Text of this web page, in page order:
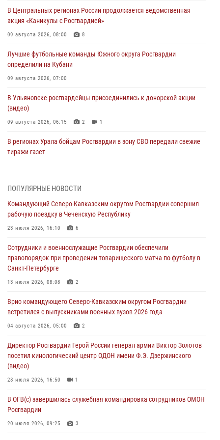
В Центральных регионах России продолжается ведомственная
акция «Каникулы с Росгвардией»
09 августа 2026, 08:00 8
Лучшие футбольные команды Южного округа Росгвардии
определили на Кубани
09 августа 2026, 07:00
В Ульяновске росгвардейцы присоединились к донорской акции
(видео)
09 августа 2026, 06:15 2 1
В регионах Урала бойцам Росгвардии в зону СВО передали свежие
тиражи газет
Росгвардейцы провели занятие по стрелковой подготовке для
краеведения Луганской Народной Республики
09 августа 2026, 05:00
проходит в Сибири
09 августа 2026, 04:00 5
Росгвардейцы провели патриотическое занятие для детей на
08 августа 2026, 14:10 3
В ЛНР росгвардейцы провели тренировку по единоборствам для
08 августа 2026, 13:00
ПОПУЛЯРНЫЕ НОВОСТИ
Командующий Северо-Кавказским округом Росгвардии совершил
рабочую поездку в Чеченскую Республику
23 июля 2026, 16:10 6
Сотрудники и военнослужащие Росгвардии обеспечили
правопорядок при проведении товарищеского матча по футболу в
Санкт-Петербурге
13 июля 2026, 08:08 2
Врио командующего Северо-Кавказским округом Росгвардии
встретился с выпускниками военных вузов 2026 года
04 августа 2026, 05:00 2
Директор Росгвардии Герой России генерал армии Виктор Золотов
посетил кинологический центр ОДОН имени Ф.Э. Дзержинского
(видео)
28 июля 2026, 16:50 1
В ОГВ(с) завершилась служебная командировка сотрудников ОМОН
Росгвардии
20 июля 2026, 09:25 3